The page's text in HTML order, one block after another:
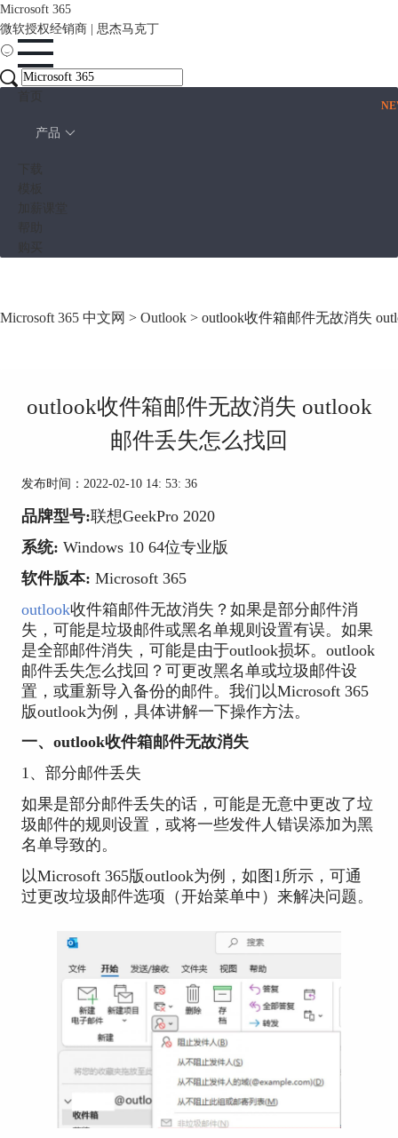
Microsoft 365
微软授权经销商 | 思杰马克丁
产品
Microsoft 365 中文网 > Outlook > outlook收件箱邮件无故消失
outlook收件箱邮件无故消失 outlook
邮件丢失怎么找回
发布时间：2022-02-10 14: 53: 36
品牌型号:联想GeekPro 2020
系统: Windows 10 64位专业版
软件版本: Microsoft 365
outlook收件箱邮件无故消失？如果是部分邮件消
失，可能是垃圾邮件或黑名单规则设置有误。如果
是全部邮件消失，可能是由于outlook损坏。outlook
邮件丢失怎么找回？可更改黑名单或垃圾邮件设
置，或重新导入备份的邮件。我们以Microsoft 365
版outlook为例，具体讲解一下操作方法。
一、outlook收件箱邮件无故消失
1、部分邮件丢失
如果是部分邮件丢失的话，可能是无意中更改了垃
圾邮件的规则设置，或将一些发件人错误添加为黑
名单导致的。
以Microsoft 365版outlook为例，如图1所示，可通
过更改垃圾邮件选项（开始菜单中）来解决问题。